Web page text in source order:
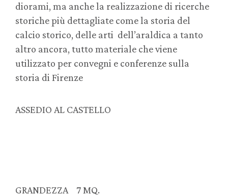
diorami, ma anche la realizzazione di ricerche
storiche più dettagliate come la storia del
calcio storico, delle arti dell’araldica a tanto
altro ancora, tutto materiale che viene
utilizzato per convegni e conferenze sulla
storia di Firenze
ASSEDIO AL CASTELLO
GRANDEZZA 7 MQ.